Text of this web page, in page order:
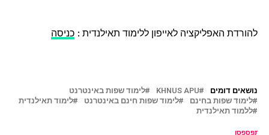
להורדת האפליקציה לאייפון ללימוד תאילנדית : כניסה
נושאים דומים KHNUS APU
לימוד שפות באינטרנט
לימוד שפות בחינם
לימוד שפות חינם באינטרנט
לימוד תאילנדית
ללמוד תאילנדית
תפספסו